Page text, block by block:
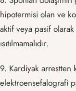
hipotermisi olan ve
aktif veya pasif olarak
ısıtılmamalıdır.
9. Kardiyak arrestten
elektroensefalografi